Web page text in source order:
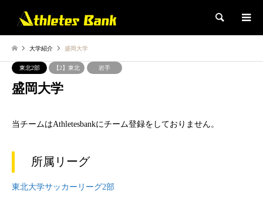
検索
大学紹介 盛岡大学
東北2部 【2】東北 岩手
盛岡大学
当チームはAthletesbankにチーム登録をしておりません。
所属リーグ
東北大学サッカーリーグ2部